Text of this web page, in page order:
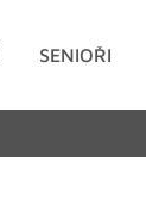
SENIOŘI